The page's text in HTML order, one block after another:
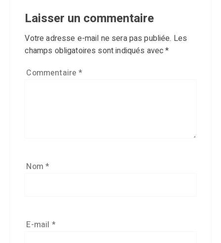
Laisser un commentaire
Votre adresse e-mail ne sera pas publiée. Les
champs obligatoires sont indiqués avec*
Commentaire*
Nom*
E-mail *